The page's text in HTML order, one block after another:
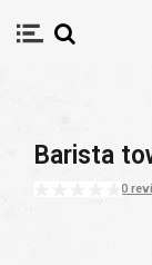
Barista
0